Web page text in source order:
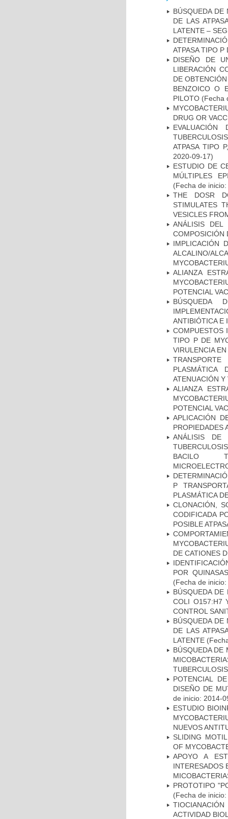
BÚSQUEDA DE
DE LAS
LATENTE –
ATPASA TIPO
DISEÑO DE
LIBERACIÓN
DE
BENZOICO O
PILOTO (Fecha
DRUG OR
ATPASA TIPO
2020-09-17)
ESTUDIO DE
MÚLTIPLES
(Fecha de
THE DOSR
STIMULATES
VESICLES
ANÁLISIS DEL
COMPOSICIÓN
IMPLICACIÓN
ALCALINO/
ALIANZA
POTENCIAL
BÚSQUEDA
ANTIBIÓTICA E
COMPUESTOS
TIPO P DE
VIRULENCIA
PLASMÁTICA
ATENUACIÓN Y
ALIANZA
POTENCIAL
APLICACIÓN
PROPIEDADES
ANÁLISIS DE
BACILO
P
PLASMÁTICA
CLONACIÓN,
CODIFICADA
POSIBLE
DE CATIONES
POR
(Fecha de
BÚSQUEDA DE
COLI O157:H7
CONTROL
BÚSQUEDA DE
DE LAS
LATENTE
BÚSQUEDA DE
POTENCIAL
DISEÑO DE
de inicio: 2014-
ESTUDIO
NUEVOS
SLIDING
OF
APOYO A
INTERESADOS
PROTOTIPO
(Fecha de
ACTIVIDAD